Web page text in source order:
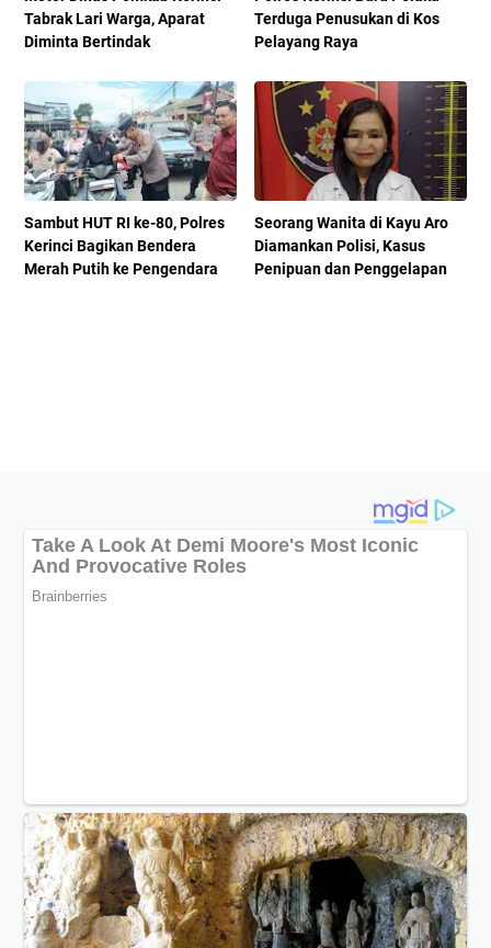
Tabrak Lari Warga, Aparat
Diminta Bertindak
Terduga Penusukan di Kos
Pelayang Raya
Sambut HUT RI ke-80, Polres
Kerinci Bagikan Bendera
Merah Putih ke Pengendara
Seorang Wanita di Kayu Aro
Diamankan Polisi, Kasus
Penipuan dan Penggelapan